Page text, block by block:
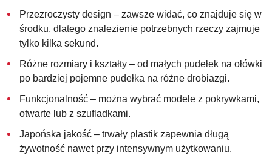
Przezroczysty design – zawsze widać, co znajduje się w
środku, dlatego znalezienie potrzebnych rzeczy zajmuje
tylko kilka sekund.
Różne rozmiary i kształty – od małych pudełek na ołówki
po bardziej pojemne pudełka na różne drobiazgi.
Funkcjonalność – można wybrać modele z pokrywkami,
otwarte lub z szufladkami.
Japońska jakość – trwały plastik zapewnia długą
żywotność nawet przy intensywnym użytkowaniu.